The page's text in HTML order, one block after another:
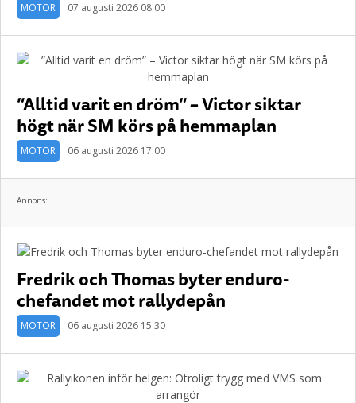
MOTOR 07 augusti 2026 08.00
”Alltid varit en dröm” – Victor siktar
högt när SM körs på hemmaplan
MOTOR 06 augusti 2026 17.00
Annons:
Fredrik och Thomas byter enduro-
chefandet mot rallydepån
MOTOR 06 augusti 2026 15.30